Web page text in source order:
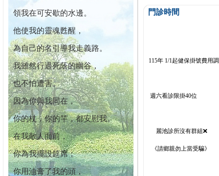
領我在可安歇的水邊。
他使我的靈魂甦醒，
為自己的名引導我走義路。
我雖然行過死蔭的幽谷，
也不怕遭害。
因為你與我同在，
你的杖，你的竿，都安慰我。
在我敵人面前，
你為我擺設筵席；
你用油膏了我的頭，
門診時間
115年 1/1起健保掛號費用
週六看診限掛40位
麗池診所沒有群組❌
《請鄉親勿上當受騙》